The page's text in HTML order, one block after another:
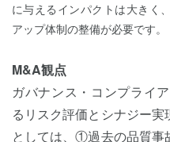
に与えるインパクトは大きく
アップ体制の整備が必要です。
M&A観点
ガバナンス・コンプライ
るリスク評価とシナジー
としては、①過去の品質